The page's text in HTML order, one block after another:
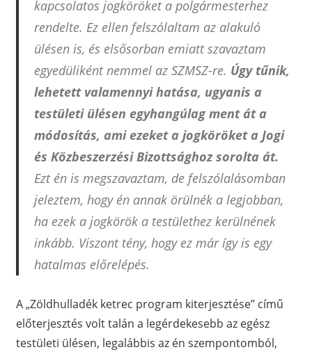
kapcsolatos jogköröket a polgármesterhez
rendelte. Ez ellen felszólaltam az alakuló
ülésen is, és elsősorban emiatt szavaztam
egyedüliként nemmel az SZMSZ-re. Úgy tűnik,
lehetett valamennyi hatása, ugyanis a
testületi ülésen egyhangúlag ment át a
módosítás, ami ezeket a jogköröket a Jogi
és Közbeszerzési Bizottsághoz sorolta át.
Ezt én is megszavaztam, de felszólalásomban
jeleztem, hogy én annak örülnék a legjobban,
ha ezek a jogkörök a testülethez kerülnének
inkább. Viszont tény, hogy ez már így is egy
hatalmas előrelépés.
A „Zöldhulladék ketrec program kiterjesztése” című
előterjesztés volt talán a legérdekesebb az egész
testületi ülésen, legalábbis az én szempontomból,